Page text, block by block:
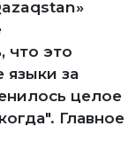
что это
за
целое
Главное